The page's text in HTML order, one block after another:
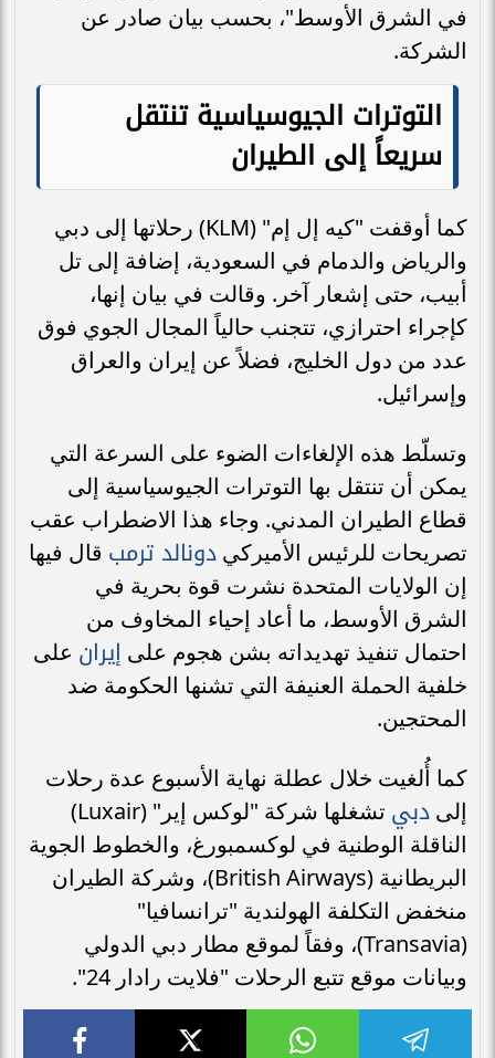
في الشرق الأوسط"، بحسب بيان صادر عن
الشركة.
التوترات الجيوسياسية تنتقل
سريعاً إلى الطيران
كما أوقفت "كيه إل إم" (KLM) رحلاتها إلى دبي
والرياض والدمام في السعودية، إضافة إلى تل
أبيب، حتى إشعار آخر. وقالت في بيان إنها،
كإجراء احترازي، تتجنب حالياً المجال الجوي فوق
عدد من دول الخليج، فضلاً عن إيران والعراق
وإسرائيل.
وتسلّط هذه الإلغاءات الضوء على السرعة التي
يمكن أن تنتقل بها التوترات الجيوسياسية إلى
قطاع الطيران المدني. وجاء هذا الاضطراب عقب
تصريحات للرئيس الأميركي دونالد ترمب قال فيها
إن الولايات المتحدة نشرت قوة بحرية في
الشرق الأوسط، ما أعاد إحياء المخاوف من
احتمال تنفيذ تهديداته بشن هجوم على إيران على
خلفية الحملة العنيفة التي تشنها الحكومة ضد
المحتجين.
كما أُلغيت خلال عطلة نهاية الأسبوع عدة رحلات
إلى دبي
تشغلها شركة "لوكس إير" (Luxair)
الناقلة الوطنية في لوكسمبورغ، والخطوط الجوية
البريطانية (British Airways)، وشركة الطيران
منخفض التكلفة الهولندية "ترانسافيا"
(Transavia)، وفقاً لموقع مطار دبي الدولي
وبيانات موقع تتبع الرحلات "فلايت رادار 24".